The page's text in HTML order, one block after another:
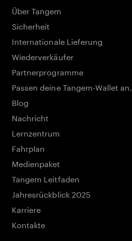
Über Tangem
Sicherheit
Internationale Lieferung
Wiederverkäufer
Partnerprogramme
Passen deine Tangem-Wallet an.
Blog
Nachricht
Lernzentrum
Fahrplan
Medienpaket
Tangem Leitfaden
Jahresrückblick 2025
Karriere
Kontakte